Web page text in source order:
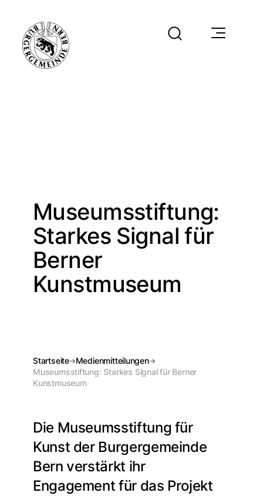
Museumsstiftung:
Starkes Signal für
Berner
Kunstmuseum
Startseite
Medienmitteilungen
Museumsstiftung: Starkes Signal für Berner
Kunstmuseum
Die Museumsstiftung für
Kunst der Burgergemeinde
Bern verstärkt ihr
Engagement für das Projekt